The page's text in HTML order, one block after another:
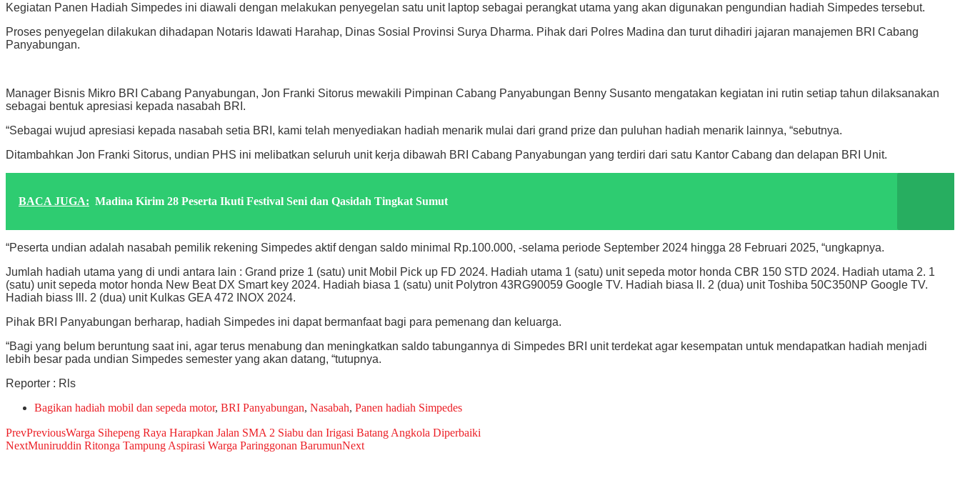
Kegiatan Panen Hadiah Simpedes ini diawali dengan melakukan penyegelan satu unit laptop sebagai perangkat utama yang akan digunakan pengundian hadiah Simpedes tersebut.
Proses penyegelan dilakukan dihadapan Notaris Idawati Harahap, Dinas Sosial Provinsi Surya Dharma. Pihak dari Polres Madina dan turut dihadiri jajaran manajemen BRI Cabang
Panyabungan.
Manager Bisnis Mikro BRI Cabang Panyabungan, Jon Franki Sitorus mewakili Pimpinan Cabang Panyabungan Benny Susanto mengatakan kegiatan ini rutin setiap tahun dilaksanakan
sebagai bentuk apresiasi kepada nasabah BRI.
“Sebagai wujud apresiasi kepada nasabah setia BRI, kami telah menyediakan hadiah menarik mulai dari grand prize dan puluhan hadiah menarik lainnya, “sebutnya.
Ditambahkan Jon Franki Sitorus, undian PHS ini melibatkan seluruh unit kerja dibawah BRI Cabang Panyabungan yang terdiri dari satu Kantor Cabang dan delapan BRI Unit.
BACA JUGA: Madina Kirim 28 Peserta Ikuti Festival Seni dan Qasidah Tingkat Sumut
“Peserta undian adalah nasabah pemilik rekening Simpedes aktif dengan saldo minimal Rp.100.000, -selama periode September 2024 hingga 28 Februari 2025, “ungkapnya.
Jumlah hadiah utama yang di undi antara lain : Grand prize 1 (satu) unit Mobil Pick up FD 2024. Hadiah utama 1 (satu) unit sepeda motor honda CBR 150 STD 2024. Hadiah utama 2. 1
(satu) unit sepeda motor honda New Beat DX Smart key 2024. Hadiah biasa 1 (satu) unit Polytron 43RG90059 Google TV. Hadiah biasa ll. 2 (dua) unit Toshiba 50C350NP Google TV.
Hadiah biass lll. 2 (dua) unit Kulkas GEA 472 INOX 2024.
Pihak BRI Panyabungan berharap, hadiah Simpedes ini dapat bermanfaat bagi para pemenang dan keluarga.
“Bagi yang belum beruntung saat ini, agar terus menabung dan meningkatkan saldo tabungannya di Simpedes BRI unit terdekat agar kesempatan untuk mendapatkan hadiah menjadi
lebih besar pada undian Simpedes semester yang akan datang, “tutupnya.
Reporter : Rls
Bagikan hadiah mobil dan sepeda motor, BRI Panyabungan, Nasabah, Panen hadiah Simpedes
PrevPreviousWarga Sihepeng Raya Harapkan Jalan SMA 2 Siabu dan Irigasi Batang Angkola Diperbaiki
NextMuniruddin Ritonga Tampung Aspirasi Warga Paringgonan BarumunNext